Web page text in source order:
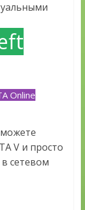
Online
V и просто
сетевом